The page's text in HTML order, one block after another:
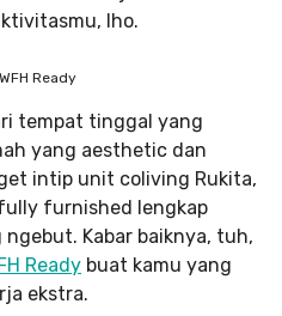
lho.
Ready
tempat tinggal yang
yang aesthetic dan
intip unit coliving Rukita,
furnished lengkap
ngebut. Kabar baiknya, tuh,
Ready buat kamu yang
ekstra.